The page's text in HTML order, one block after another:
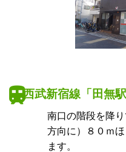
西武新宿線「田無
南口の階段を降
方向に）８０ｍ
ます。